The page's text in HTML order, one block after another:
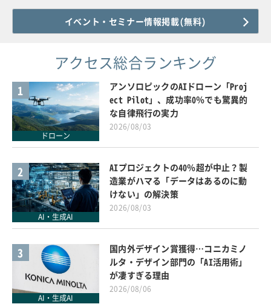
イベント・セミナー情報掲載(無料)
アクセス総合ランキング
1
ドローン
アンソロピックのAIドローン「Proj
ect Pilot」、成功率0％でも驚異的
な自律飛行の実力
2026/08/03
2
AI・生成AI
AIプロジェクトの40％超が中止？製
造業がハマる「データはあるのに動
けない」の解決策
2026/08/03
3
AI・生成AI
国内外デザイン賞獲得…コニカミノ
ルタ・デザイン部門の「AI活用術」
が凄すぎる理由
2026/08/06